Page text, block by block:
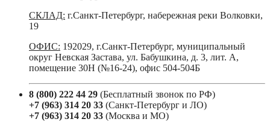
СКЛАД: г.Санкт-Петербург, набережная реки Волковки,
19
ОФИС: 192029, г.Санкт-Петербург, муниципальный
округ Невская Застава, ул. Бабушкина, д. 3, лит. А,
помещение 30Н (№16-24), офис 504-504Б
8 (800) 222 44 29 (Бесплатный звонок по РФ)
+7 (963) 314 20 33 (Санкт-Петербург и ЛО)
+7 (963) 314 20 33 (Москва и МО)